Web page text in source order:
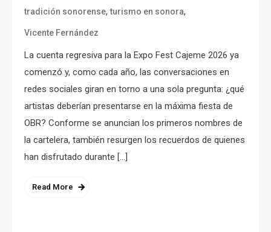
tradición sonorense,turismo en sonora,
Vicente Fernández
La cuenta regresiva para la Expo Fest Cajeme 2026 ya
comenzó y, como cada año, las conversaciones en
redes sociales giran en torno a una sola pregunta: ¿qué
artistas deberían presentarse en la máxima fiesta de
OBR? Conforme se anuncian los primeros nombres de
la cartelera, también resurgen los recuerdos de quienes
han disfrutado durante […]
Read More